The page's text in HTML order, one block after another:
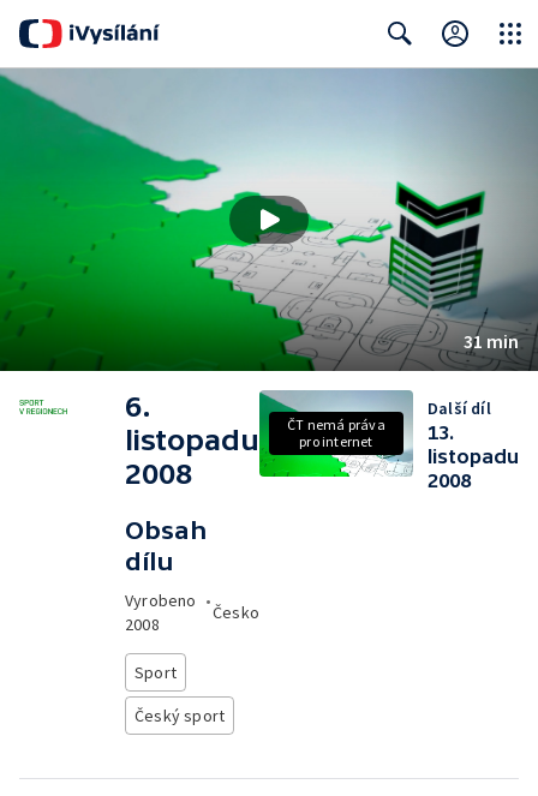
31 min
6.
listopadu
2008
Obsah
dílu
Vyrobeno
2008
•
Česko
Sport
Český sport
ČT nemá práva
pro internet
Další díl
13.
listopadu
2008